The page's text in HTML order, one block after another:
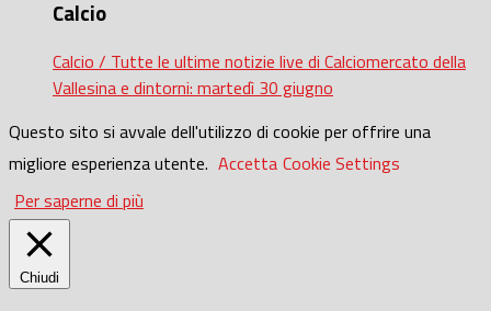
Calcio
Calcio / Tutte le ultime notizie live di Calciomercato della
Vallesina e dintorni: martedì 30 giugno
Questo sito si avvale dell'utilizzo di cookie per offrire una
migliore esperienza utente. Accetta Cookie Settings
Per saperne di più
Chiudi